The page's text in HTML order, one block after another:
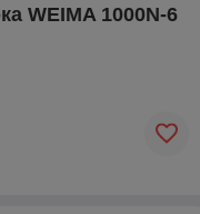
WEIMA 1000N-6